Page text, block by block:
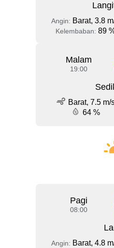
Angin: Barat, 3.8
Kelembaban: 89
Malam
19:00
Barat, 7.5 m/
64 %
Pagi
08:00
Angin: Barat, 4.8